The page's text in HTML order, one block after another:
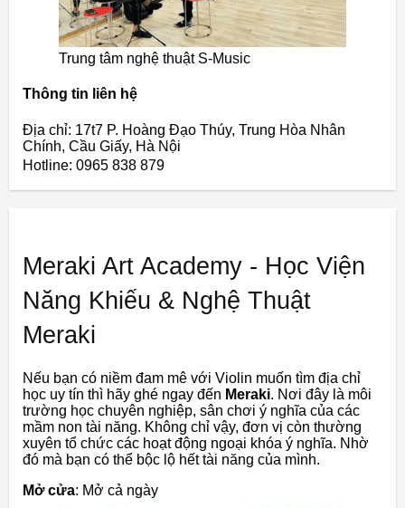
Trung tâm nghệ thuật S-Music
Thông tin liên hệ
Địa chỉ: 17t7 P. Hoàng Đạo Thúy, Trung Hòa Nhân
Chính, Cầu Giấy, Hà Nội
Hotline: 0965 838 879
Meraki Art Academy - Học Viện
Năng Khiếu & Nghệ Thuật
Meraki
Nếu bạn có niềm đam mê với Violin muốn tìm địa chỉ
học uy tín thì hãy ghé ngay đến Meraki. Nơi đây là môi
trường học chuyên nghiệp, sân chơi ý nghĩa của các
mầm non tài năng. Không chỉ vậy, đơn vị còn thường
xuyên tổ chức các hoạt động ngoại khóa ý nghĩa. Nhờ
đó mà bạn có thể bộc lộ hết tài năng của mình.
Mở cửa: Mở cả ngày